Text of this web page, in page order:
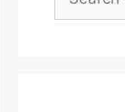
for: